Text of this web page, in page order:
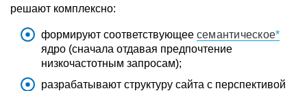
решают комплексно:
формируют соответствующее семантическое
ядро (сначала отдавая предпочтение
низкочастотным запросам);
разрабатывают структуру сайта с перспективой